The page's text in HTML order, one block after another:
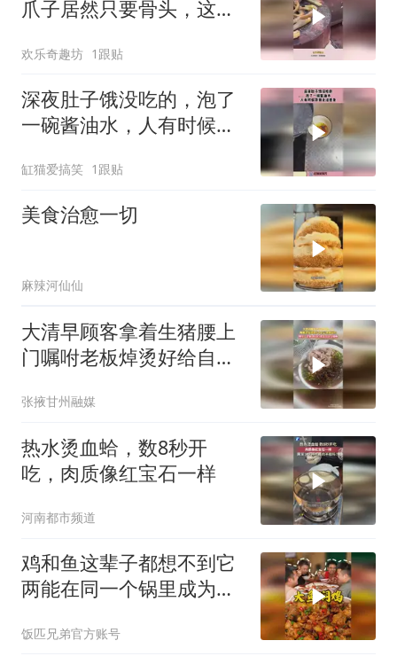
爪子居然只要骨头，这波
欢乐奇趣坊 1跟贴
深夜肚子饿没吃的，泡了
一碗酱油水，人有时候馋
缸猫爱搞笑 1跟贴
美食治愈一切
麻辣河仙仙
大清早顾客拿着生猪腰上
门嘱咐老板焯烫好给自己
白菜怎么这么骚啊
张掖甘州融媒
热水烫血蛤，数8秒开
吃，肉质像红宝石一样
河南都市频道
鸡和鱼这辈子都想不到它
两能在同一个锅里成为搭
饭匹兄弟官方账号